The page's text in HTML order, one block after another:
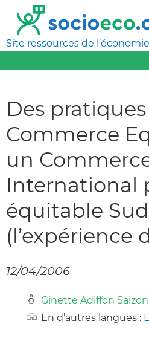
Site ressources de
Des
Commerce
un
International
équitable
(l’expérience
12/04/2006
Ginette Adiffon
En d’autres langues :